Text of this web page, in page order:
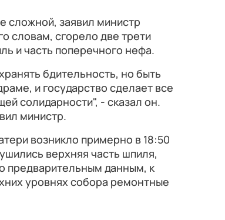
сложной, заявил министр
словам, сгорело две трети
и часть поперечного нефа.
бдительность, но быть
и государство сделает все
солидарности", - сказал он.
министр.
возникло примерно в 18:50
верхняя часть шпиля,
предварительным данным, к
уровнях собора ремонтные